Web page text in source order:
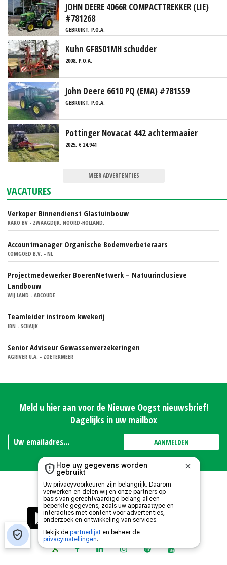
JOHN DEERE 4066R COMPACTTREKKER (LIE)
#781268
GEBRUIKT, P.O.A.
Kuhn GF8501MH schudder
2008, P.O.A.
John Deere 6610 PQ (EMA) #781559
GEBRUIKT, P.O.A.
Pottinger Novacat 442 achtermaaier
2025, € 24.941
MEER ADVERTENTIES
VACATURES
Verkoper Binnendienst Glastuinbouw
KARO BV - ZWAAGDIJK, NOORD-HOLLAND,
Accountmanager Organische Bodemverbeteraars
COMGOED B.V. - NL
Projectmedewerker BoerenNetwerk – Natuurinclusieve
Landbouw
WIJ.LAND - ABCOUDE
Teamleider instroom kwekerij
IBN - SCHAIJK
Senior Adviseur Gewassenverzekeringen
AGRIVER U.A. - ZOETERMEER
Meld u hier aan voor de Nieuwe Oogst nieuwsbrief!
Dagelijks in uw mailbox
AANMELDEN